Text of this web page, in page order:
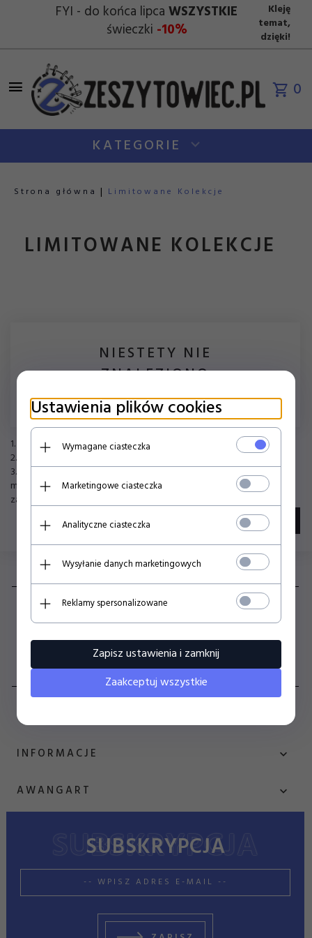
FYI - do końca lipcaWSZYSTKIE
świeczki -10%
Kleję
temat,
dzięki!
0
KATEGORIE
Strona główna Limitowane Kolekcje
LIMITOWANE KOLEKCJE
NIESTETY NIE
ZNALEZIONO
PRODUKTU!
1. Sprawdź poprawność zapytania i spróbuj ponownie.
2. Ogranicz szukane słowa do jednego lub dwóch.
3. Podaj ogólną nazwę produktu, którego szukasz. Później będziesz
mógł ograniczyć wyniki wyszukiwania korzystając z
zaawansowanych filtrów.
szukanie zaawansowane
+48 539 000 670 SKLEP@ZESZYTOWIEC.PL
OBSŁUGA KLIENTA
INFORMACJE
AWANGART
sklep@zeszytowiec.pl
SUBSKRYPCJA
Ustawienia plików cookies
Wymagane ciasteczka
Marketingowe ciasteczka
Analityczne ciasteczka
Wysyłanie danych marketingowych
Reklamy spersonalizowane
Zapisz ustawienia i zamknij
Zaakceptuj wszystkie